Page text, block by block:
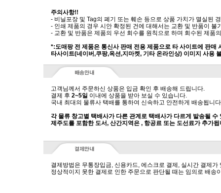
주의사항!!
- 비닐포장 및 Tag의 폐기 또는 훼손 등으로 상품 가치가 멸실된
- 인쇄 제품의 경우 시안 확정된 건에 대해서는 교환 및 반품이 불
- 교환 및 반품은 제품의 우선 회수를 원칙으로 하며 회수된 제품
*:도매팡 전 제품은 통신사 판매 전용 제품으로 타 사이트에 판매
타사이트(네이버,쿠팡,옥션,지마켓, 기타 온라인상) 이미지 사용
고객님께서 주문하신 상품은 입금 확인 후 배송해 드립니다.
결제 후 2~5일 이내에 상품을 받아 보실 수 있습니다.
국내 최대의 물류사 택배를 통하여 신속하고 안전하게 배송됩니
각 물류 창고별 택배사가 다른 관계로 택배사가 다르게 발송될 수
제주도를 포함한 도서, 산간지역은 , 항공료 또는 도선료가 추가됩
결제방법은 무통장입금, 신용카드, 에스크로 결제, 실시간 결제가
정상적이지 못한 결제로 인한 주문으로 판단될 때는 임의로 배송